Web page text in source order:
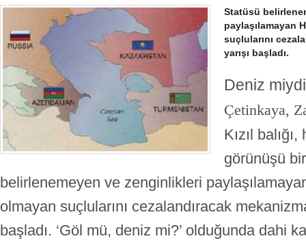
Statüsü
paylaşılamayan
suçlularını
yarışı başladı.
Deniz
Çetinkaya,
Kızıl
görünüşü
belirlenemeyen ve zenginlikleri
olmayan suçlularını cezalandıracak
başladı. ‘Göl mü, deniz mi?’ olduğunda dahi